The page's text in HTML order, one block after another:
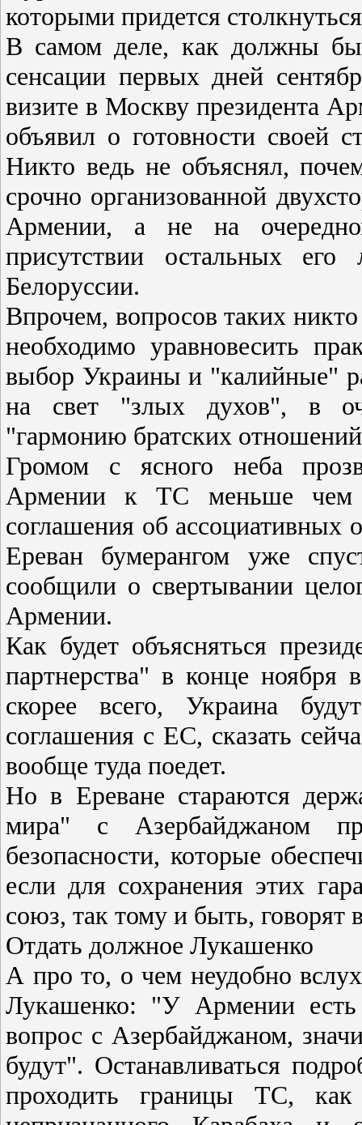
которыми придется
В самом деле, как должны
сенсации первых дней
визите в Москву президента
объявил о готовности своей
Никто ведь не объяснял,
срочно организованной
Армении, а не на
присутствии остальных его
Белоруссии.
Впрочем, вопросов таких
необходимо уравновесить
выбор Украины и "калийные"
на свет "злых духов", в
"гармонию братских
Громом с ясного неба
Армении к ТС меньше чем
соглашения об ассоциативных
Ереван бумерангом уже
сообщили о свертывании
Армении.
Как будет объясняться
партнерства" в конце
скорее всего, Украина
соглашения с ЕС, сказать
вообще туда поедет.
Но в Ереване стараются
мира" с Азербайджаном
безопасности, которые
если для сохранения этих
союз, так тому и быть, говорят
Отдать должное Лукашенко
А про то, о чем неудобно
Лукашенко: "У Армении есть
вопрос с Азербайджаном,
будут". Останавливаться
проходить границы ТС,